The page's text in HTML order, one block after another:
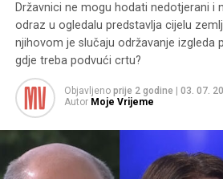
Državnici ne mogu hodati nedotjerani i
odraz u ogledalu predstavlja cijelu
njihovom je slučaju održavanje izgleda
gdje treba podvući crtu?
Objavljeno prije 2 godine
03. 07.
Autor Moje Vrijeme